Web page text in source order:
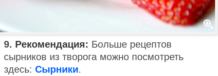
9. Рекомендация: Больше рецептов
сырников из творога можно посмотреть
здесь: Сырники.